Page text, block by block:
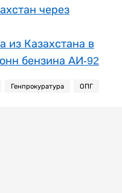
через
из Казахстана в
бензина АИ-92
Генпрокуратура ОПГ